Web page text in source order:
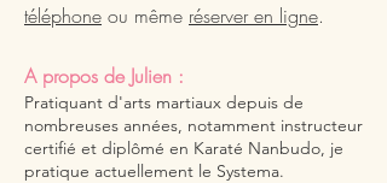
téléphone ou même réserver en ligne.
A propos de Julien :
Pratiquant d'arts martiaux depuis de
nombreuses années, notamment instructeur
certifié et diplômé en Karaté Nanbudo, je
pratique actuellement le Systema.